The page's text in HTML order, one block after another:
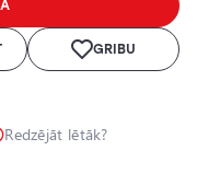
GRIBU
Redzējāt lētāk?